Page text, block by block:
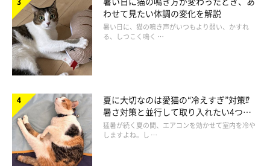
リラックスしてきたら遊びで気分転換！
わせて見たい体調の変化を解説
暑い日に、猫の鳴き声がいつもより弱い、かすれ
る、しつこく鳴く …
夏に大切なのは愛猫の“冷えすぎ”対策⁉
暑さ対策と並行して取り入れたい4つの
工夫
猛暑が続く夏の間、エアコンを効かせて室内を冷や
しますよね。し …